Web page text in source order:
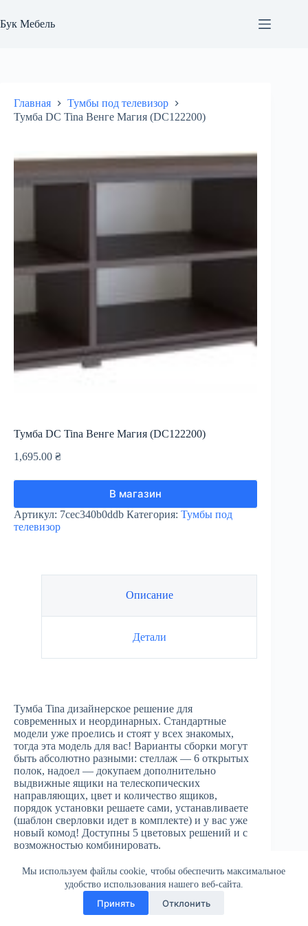
к
сути
Мы используем файлы cookie, чтобы обеспечить максимальное
удобство использования нашего веб-сайта.
Принять Отклонить
Бук Мебель
Главная
Тумбы под телевизор
Тумба DC Tina Венге Магия (DC122200)
Тумба DC Tina Венге Магия (DC122200)
1,695.00 ₴
В магазин
Артикул: 7cec340b0ddb Категория: Тумбы под
телевизор
Описание
Детали
Тумба Tina дизайнерское решение для
современных и неординарных. Стандартные
модели уже проелись и стоят у всех знакомых,
тогда эта модель для вас! Варианты сборки могут
быть абсолютно разными: стеллаж — 6 открытых
полок, надоел — докупаем дополнительно
выдвижные ящики на телескопических
направляющих, цвет и количество ящиков,
порядок установки решаете сами, устанавливаете
(шаблон сверловки идет в комплекте) и у вас уже
новый комод! Доступны 5 цветовых решений и с
возможностью комбинировать.